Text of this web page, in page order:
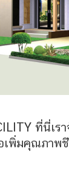
ที่นี่เร
เพิ่มคุณภาพ